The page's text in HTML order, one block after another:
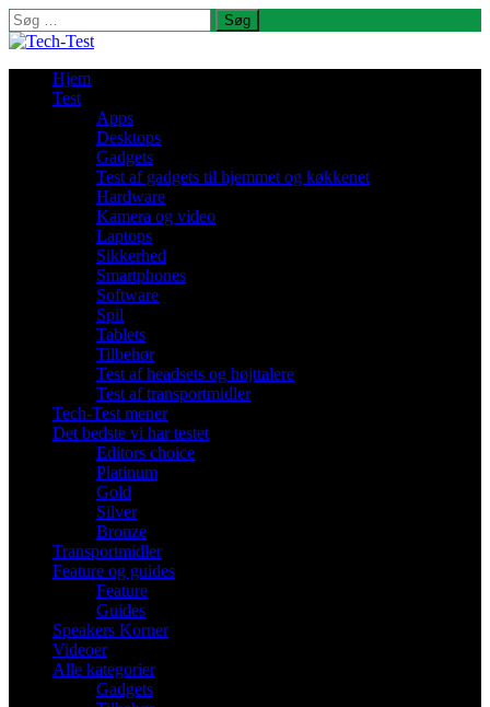
Søg
efter:
Hjem
Test
Apps
Desktops
Gadgets
Test af gadgets til hjemmet og køkkenet
Hardware
Kamera og video
Laptops
Sikkerhed
Smartphones
Software
Spil
Tablets
Tilbehør
Test af headsets og højttalere
Test af transportmidler
Tech-Test mener
Det bedste vi har testet
Editors choice
Platinum
Gold
Silver
Bronze
Transportmidler
Feature og guides
Feature
Guides
Speakers Korner
Videoer
Alle kategorier
Gadgets